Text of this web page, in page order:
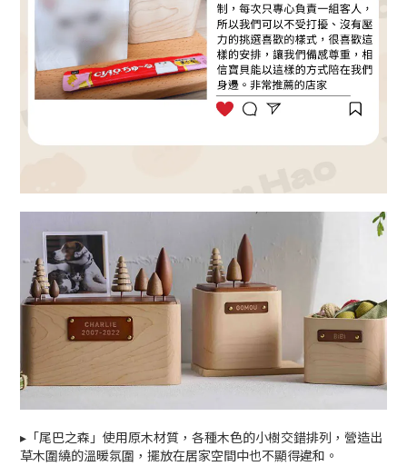
▸「尾巴之森」使用原木材質，各種木色的小樹交錯排列，營造出
草木圍繞的溫暖氛圍，擺放在居家空間中也不顯得違和。